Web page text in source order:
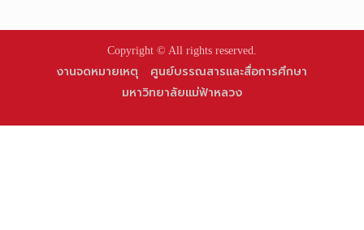
Copyright © All rights reserved.
งานจดหมายเหตุ
ศูนย์บรรณสารและสื่อการศึกษา
มหาวิทยาลัยแม่ฟ้าหลวง